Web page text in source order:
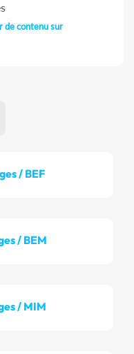
de contenu sur
/ BEF
/ BEM
/ MIM